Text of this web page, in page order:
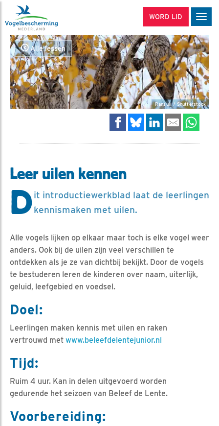
WORD LID
Alle lessen
Ransuil / Shutterstock
Leer uilen kennen
Dit introductiewerkblad laat de leerlingen
kennismaken met uilen.
Alle vogels lijken op elkaar maar toch is elke vogel weer
anders. Ook bij de uilen zijn veel verschillen te
ontdekken als je ze van dichtbij bekijkt. Door de vogels
te bestuderen leren de kinderen over naam, uiterlijk,
geluid, leefgebied en voedsel.
Doel:
Leerlingen maken kennis met uilen en raken
vertrouwd met www.beleefdelentejunior.nl
Tijd:
Ruim 4 uur. Kan in delen uitgevoerd worden
gedurende het seizoen van Beleef de Lente.
Voorbereiding: